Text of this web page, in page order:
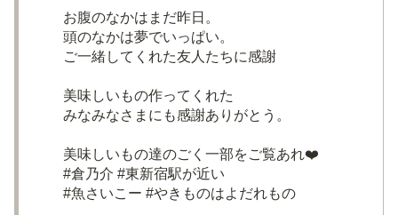
お腹のなかはまだ昨日。
頭のなかは夢でいっぱい。
ご一緒してくれた友人たちに感謝
美味しいもの作ってくれた
みなみなさまにも感謝ありがとう。
美味しいもの達のごく一部をご覧あれ❤️
#倉乃介 #東新宿駅が近い
#魚さいこー #やきものはよだれもの